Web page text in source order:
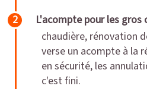
L'acompte pour les gros
chaudière, rénovation
verse un acompte à la
en sécurité, les
c'est fini.